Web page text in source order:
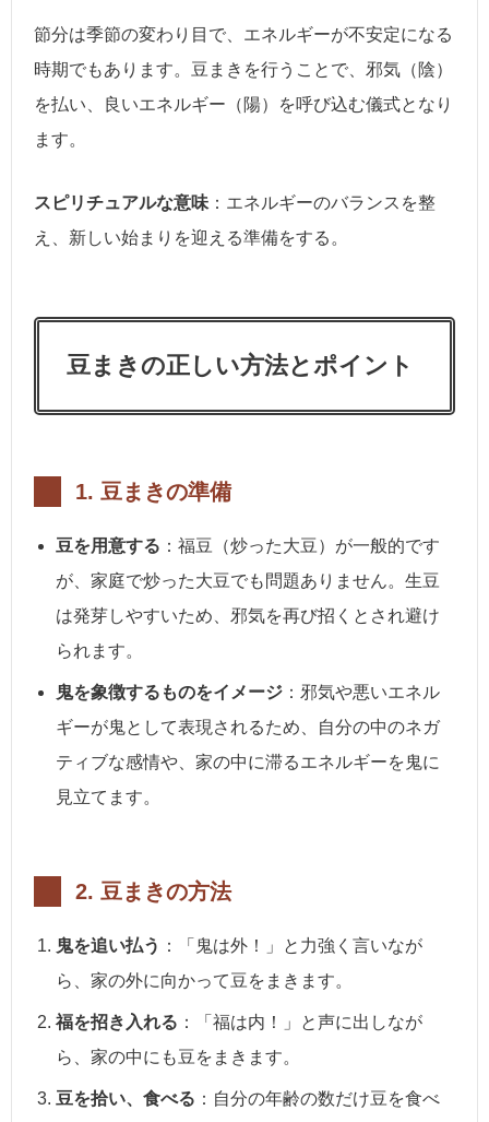
節分は季節の変わり目で、エネルギーが不安定になる
時期でもあります。豆まきを行うことで、邪気（陰）
を払い、良いエネルギー（陽）を呼び込む儀式となり
ます。
スピリチュアルな意味 ：エネルギーのバランスを整
え、新しい始まりを迎える準備をする。
豆まきの正しい方法とポイント
1. 豆まきの準備
豆を用意する ：福豆（炒った大豆）が一般的です
が、家庭で炒った大豆でも問題ありません。生豆
は発芽しやすいため、邪気を再び招くとされ避け
られます。
鬼を象徴するものをイメージ ：邪気や悪いエネル
ギーが鬼として表現されるため、自分の中のネガ
ティブな感情や、家の中に滞るエネルギーを鬼に
見立てます。
2. 豆まきの方法
鬼を追い払う ：「鬼は外！」と力強く言いなが
ら、家の外に向かって豆をまきます。
福を招き入れる ：「福は内！」と声に出しなが
ら、家の中にも豆をまきます。
豆を拾い、食べる ：自分の年齢の数だけ豆を食べ